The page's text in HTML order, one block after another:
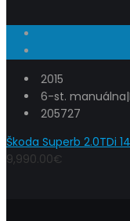
2015
6-st.
205727
Škoda Superb 2.0TDi
9,990.00€